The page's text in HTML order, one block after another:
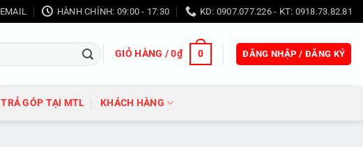
EMAIL HÀNH CHÍNH: 09:00 - 17:30 KD: 0907.077.226 - KT: 0918.73.82.81
GIỎ HÀNG /0₫ 0 ĐĂNG NHẬP / ĐĂNG KÝ
TRẢ GÓP TẠI MTL KHÁCH HÀNG